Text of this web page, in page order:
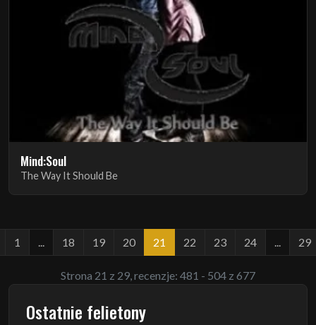
Mind:Soul
The Way It Should Be
1 18 19 20 21 22 23 24 29
Strona 21 z 29, recenzje: 481 - 504 z 677
Ostatnie felietony